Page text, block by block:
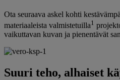
Ota seuraava askel kohti
materiaaleista valmistetuilla1
vaikuttavan kuvan ja pienentävät
Suuri teho, alhaiset